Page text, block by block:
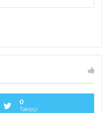
0
Takipçi